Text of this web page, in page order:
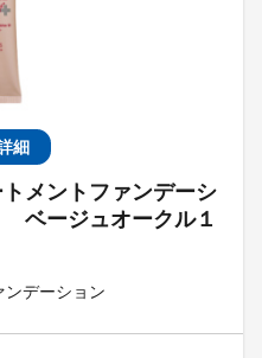
細
メントファンデーシ
ベージュオークル１
デーション